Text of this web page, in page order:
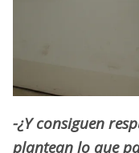
-¿Y consiguen
plantean lo que